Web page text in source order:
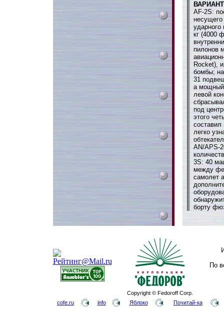
AF-2S:
несущего
ударного
кг (4000
пилонов
Rocket),
бомбы;
31
а мощный
левой
под
этого
легко
AN/APS-
3S: 40
между
самолет
борту
Copyright © Fedoroff Corp.
По
cofe.ru info Яблоко Почитай-ка